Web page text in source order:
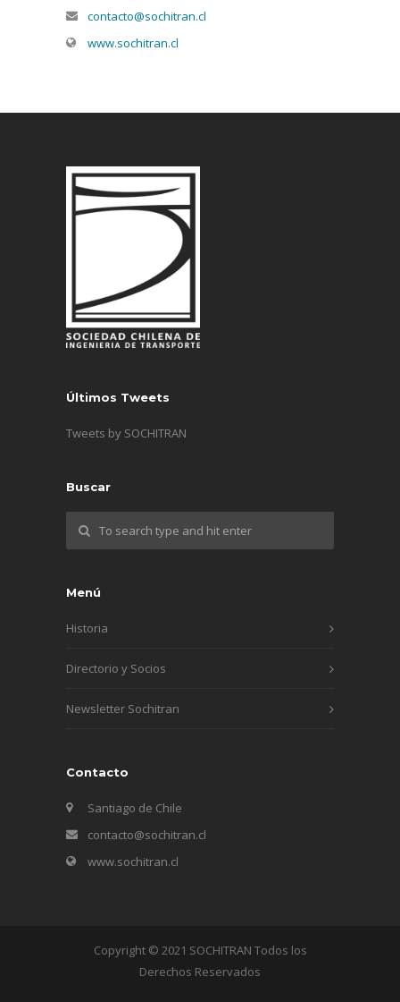
contacto@sochitran.cl
www.sochitran.cl
Últimos Tweets
Tweets by SOCHITRAN
Buscar
Menú
Historia
Directorio y Socios
Newsletter Sochitran
Contacto
Santiago de Chile
contacto@sochitran.cl
www.sochitran.cl
Copyright © 2021 SOCHITRAN Todos los
Derechos Reservados